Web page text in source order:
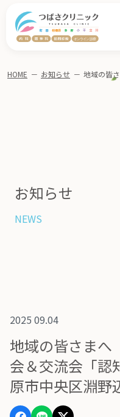
お知らせ
NEWS
HOME － お知らせ －
2025 09.04
地域の皆さまへ
会＆交流会「認
原市中央区淵野